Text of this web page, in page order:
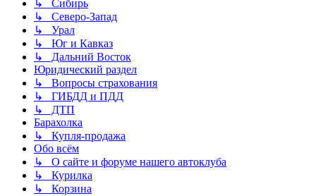
↳ Сибирь
↳ Северо-Запад
↳ Урал
↳ Юг и Кавказ
↳ Дальний Восток
Юридический раздел
↳ Вопросы страхования
↳ ГИБДД и ПДД
↳ ДТП
Барахолка
↳ Купля-продажа
Обо всём
↳ О сайте и форуме нашего автоклуба
↳ Курилка
↳ Корзина